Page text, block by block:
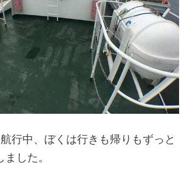
行中、ぼくは行きも帰りもずっと
した。